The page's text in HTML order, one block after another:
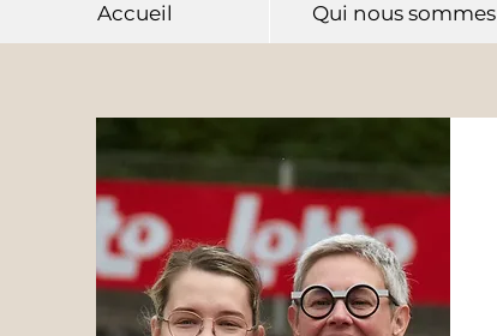
Accueil Qui nous sommes